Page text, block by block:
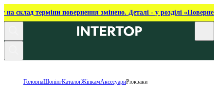
на склад терміни повернення змінено. Деталі - у розділі
ГоловнаШопінгКаталогЖінкамАксесуариРюкзаки